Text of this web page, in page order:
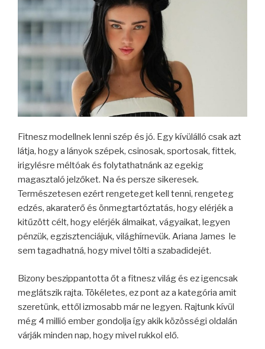
Fitnesz modellnek lenni szép és jó. Egy kívülálló csak azt
látja, hogy a lányok szépek, csinosak, sportosak, fittek,
irigylésre méltóak és folytathatnánk az egekig
magasztaló jelzőket. Na és persze sikeresek.
Természetesen ezért rengeteget kell tenni, rengeteg
edzés, akaraterő és önmegtartóztatás, hogy elérjék a
kitűzött célt, hogy elérjék álmaikat, vágyaikat, legyen
pénzük, egzisztenciájuk, világhírnevük. Ariana James le
sem tagadhatná, hogy mivel tölti a szabadidejét.
Bizony beszippantotta őt a fitnesz világ és ez igencsak
meglátszik rajta. Tökéletes, ez pont az a kategória amit
szeretünk, ettől izmosabb már ne legyen. Rajtunk kívül
még 4 millió ember gondolja így akik közösségi oldalán
várják minden nap, hogy mivel rukkol elő.